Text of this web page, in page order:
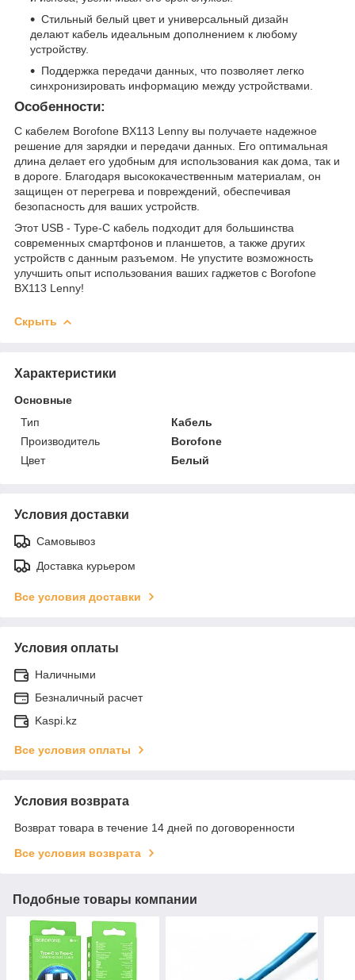
Стильный белый цвет и универсальный дизайн
делают кабель идеальным дополнением к любому
устройству.
Поддержка передачи данных, что позволяет легко
синхронизировать информацию между устройствами.
Особенности:
C кабелем Borofone BX113 Lenny вы получаете надежное
решение для зарядки и передачи данных. Его оптимальная
длина делает его удобным для использования как дома, так и
в дороге. Благодаря высококачественным материалам, он
защищен от перегрева и повреждений, обеспечивая
безопасность для ваших устройств.
Этот USB - Type-C кабель подходит для большинства
современных смартфонов и планшетов, а также других
устройств с данным разъемом. Не упустите возможность
улучшить опыт использования ваших гаджетов с Borofone
BX113 Lenny!
Скрыть
Характеристики
Основные
Тип
Кабель
Производитель
Borofone
Цвет
Белый
Условия доставки
Самовывоз
Доставка курьером
Все условия доставки
Условия оплаты
Наличными
Безналичный расчет
Kaspi.kz
Все условия оплаты
Условия возврата
Возврат товара в течение 14 дней по договоренности
Все условия возврата
Подобные товары компании